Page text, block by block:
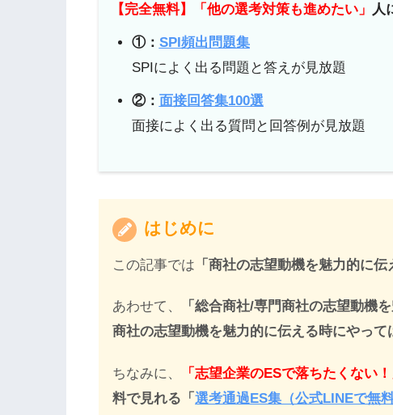
【完全無料】「他の選考対策も進めたい」 人
①： SPI頻出問題集
SPIによく出る問題と答えが見放題
②： 面接回答集100選
面接によく出る質問と回答例が見放題
はじめに
この記事では 「商社の志望動機を魅力的に伝
あわせて、 「総合商社/専門商社の志望動機
商社の志望動機を魅力的に伝える時にやって
ちなみに、 「志望企業のESで落ちたくない！
料で見れる「選考通過ES集（公式LINEで無料